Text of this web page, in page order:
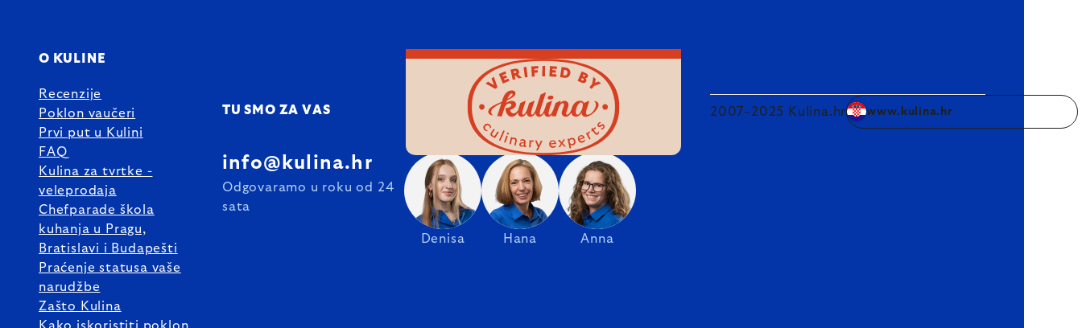
O KULINE
Recenzije
Poklon vaučeri
Prvi put u Kulini
FAQ
Kulina za tvrtke -
veleprodaja
Chefparade škola
kuhanja u Pragu,
Bratislavi i Budapešti
Praćenje statusa vaše
narudžbe
Zašto Kulina
TU SMO ZA VAS
Denisa Hana Anna
info@kulina.hr
Odgovaramo u roku od 24
sata
2007–2025 Kulina.hr www.kulina.hr